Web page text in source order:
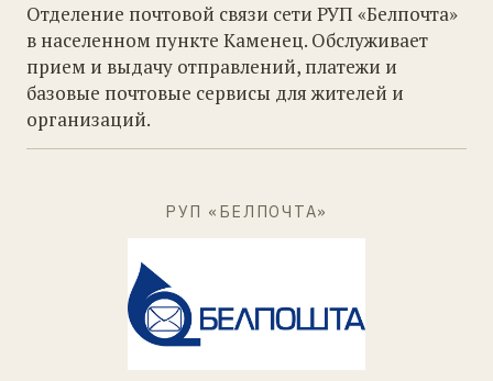
Отделение почтовой связи сети РУП «Белпочта»
в населенном пункте Каменец. Обслуживает
прием и выдачу отправлений, платежи и
базовые почтовые сервисы для жителей и
организаций.
РУП «БЕЛПОЧТА»